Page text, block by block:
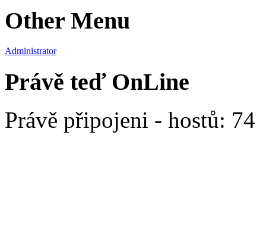
Other Menu
Administrator
Právě teď OnLine
Právě připojeni - hostů: 74